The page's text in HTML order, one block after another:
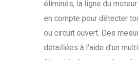
éliminés, la ligne du
en compte pour détecter
ou circuit ouvert. Des
détaillées à l'aide d'un